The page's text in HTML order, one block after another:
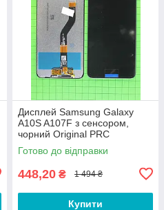
Дисплей Samsung Galaxy
A10S A107F з сенсором,
чорний Original PRC
Готово до відправки
448,20 ₴ 1 494 ₴
Купити